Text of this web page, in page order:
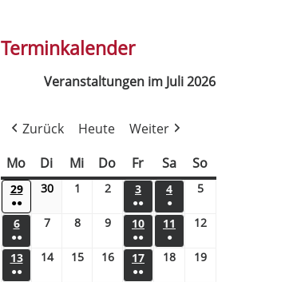
Terminkalender
Veranstaltungen im Juli 2026
Zurück Heute
Weiter
Mo
Di Mi Do Fr Sa So
29
●●
30 1 2 3
●●
4
●
5
6
●●
7 8 9 10
●●
11
●
12
13
●●
14 15 16 17
●●
18 19